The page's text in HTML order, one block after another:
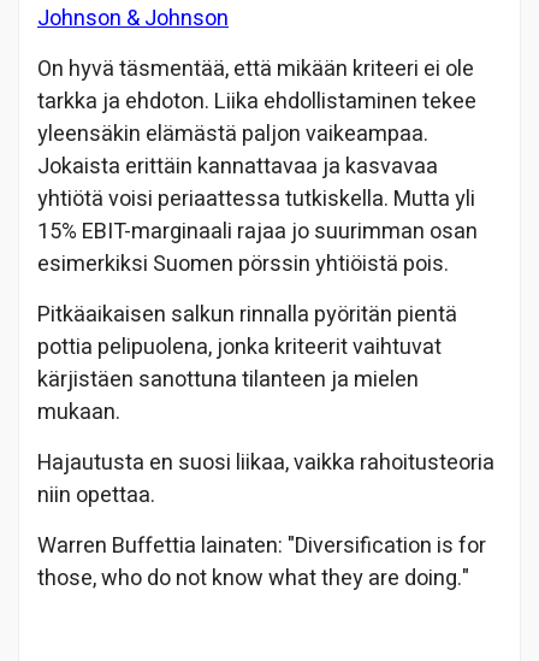
Johnson & Johnson
On hyvä täsmentää, että mikään kriteeri ei ole
tarkka ja ehdoton. Liika ehdollistaminen tekee
yleensäkin elämästä paljon vaikeampaa.
Jokaista erittäin kannattavaa ja kasvavaa
yhtiötä voisi periaattessa tutkiskella. Mutta yli
15% EBIT-marginaali rajaa jo suurimman osan
esimerkiksi Suomen pörssin yhtiöistä pois.
Pitkäaikaisen salkun rinnalla pyöritän pientä
pottia pelipuolena, jonka kriteerit vaihtuvat
kärjistäen sanottuna tilanteen ja mielen
mukaan.
Hajautusta en suosi liikaa, vaikka rahoitusteoria
niin opettaa.
Warren Buffettia lainaten: "Diversification is for
those, who do not know what they are doing."